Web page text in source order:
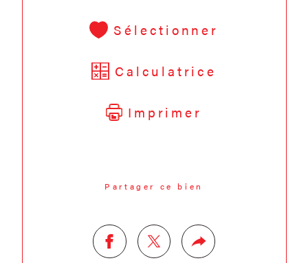
Sélectionner
Calculatrice
Imprimer
Partager ce bien